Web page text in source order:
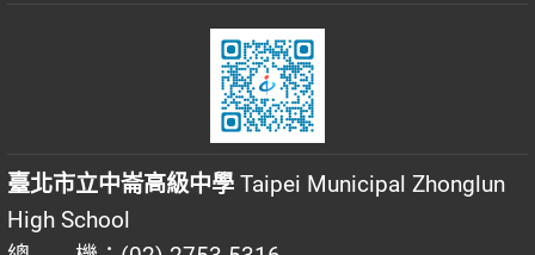
臺北市立中崙高級中學 Taipei Municipal Zhonglun
High School